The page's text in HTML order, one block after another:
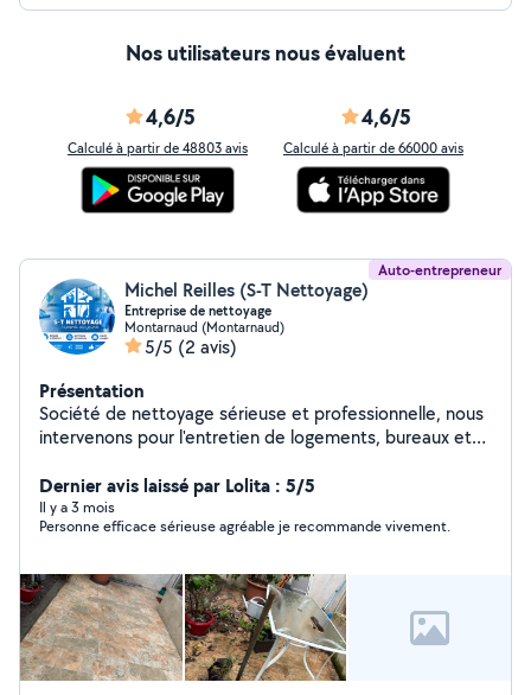
Nos utilisateurs nous évaluent
4,6/5
Calculé à partir de 48803 avis
4,6/5
Calculé à partir de 66000 avis
Auto-entrepreneur
Michel Reilles (S-T Nettoyage)
Entreprise de nettoyage
Montarnaud (Montarnaud)
5/5 (2 avis)
Présentation
Société de nettoyage sérieuse et professionnelle, nous
intervenons pour l'entretien de logements, bureaux et
ménage régulier, nettoyage en profondeur, remise en
état et fin de chantier. nous faisons également les
vitres, nettoyage de véhicule, etc. .Travail soigné,
particuliers et professionnel et j'ai plus de 10 ans
d'expérience dans ce métier, je fais tout ce qui touche
dans le nettoyage
Dernier avis laissé par Lolita : 5/5
Il y a 3 mois
Personne efficace sérieuse agréable je recommande vivement.